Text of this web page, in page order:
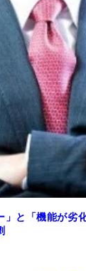
」と「機能が劣